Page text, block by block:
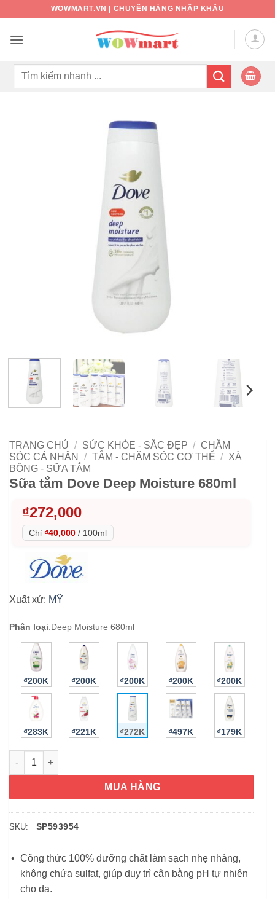
nội
WOWMART.VN | CHUYÊN HÀNG NHẬP KHẨU
Tìm
TRANG CHỦ / SỨC KHỎE - SẮC ĐẸP / CHĂM
SÓC CÁ NHÂN
/ TẮM - CHĂM SÓC CƠ THỂ / XÀ
BÔNG - SỮA TẮM
Sữa tắm Dove Deep Moisture 680ml
₫272,000
Chỉ ₫40,000 / 100ml
Xuất xứ: MỸ
Phân loại:Deep Moisture 680ml
₫200K ₫200K ₫200K ₫200K ₫200K
₫283K ₫221K ₫272K ₫497K ₫179K
Sữa tắm Dove Deep Moisture 680ml số lượng
MUA HÀNG
SKU: SP593954
Công thức 100% dưỡng chất làm sạch nhẹ nhàng,
không chứa sulfat, giúp duy trì cân bằng pH tự nhiên
cho da.